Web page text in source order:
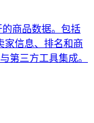
的商品数据。包括
家信息、排名和商
第三方工具集成。